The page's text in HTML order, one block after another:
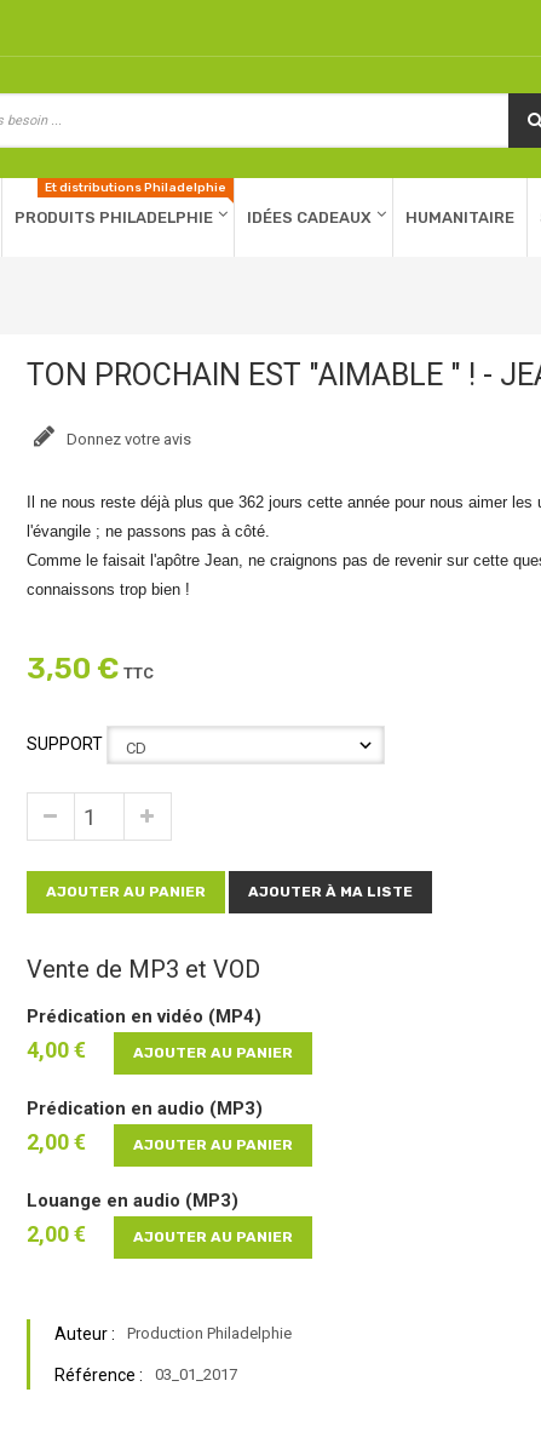
PRODUITS PHILADELPHIE
Et distributions Philadelphie
IDÉES CADEAUX HUMANITAIRE
TON PROCHAIN EST "AIMABLE " ! -
Donnez votre avis
Il ne nous reste déjà plus que 362 jours cette année pour nous aimer
l'évangile ; ne passons pas à côté.
Comme le faisait l'apôtre Jean, ne craignons pas de revenir sur cette
connaissons trop bien !
3,50 € TTC
SUPPORT
AJOUTER AU PANIER AJOUTER À MA LISTE
Vente de MP3 et VOD
Prédication en vidéo (MP4)
4,00 € AJOUTER AU PANIER
Prédication en audio (MP3)
2,00 € AJOUTER AU PANIER
Louange en audio (MP3)
2,00 € AJOUTER AU PANIER
Auteur : Production Philadelphie
Référence : 03_01_2017